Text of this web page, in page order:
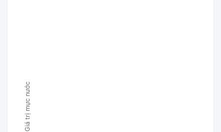
Giá trị mực nước